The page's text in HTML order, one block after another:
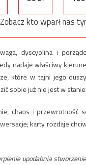
Zobacz kto wparł nas
dyscyplina i
nadaje właściwy
które w tajni jego
sobie już nie jest w stanie.
chaos i
karty rozdaje
upodabnia